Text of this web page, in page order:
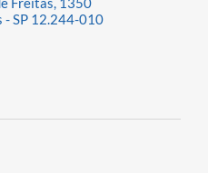
- SP 12.244-010